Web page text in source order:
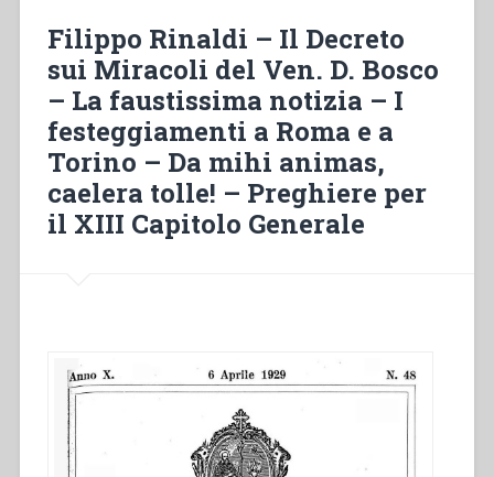
Confessoris”
Filippo Rinaldi – Il Decreto
sui Miracoli del Ven. D. Bosco
– La faustissima notizia – I
festeggiamenti a Roma e a
Torino – Da mihi animas,
caelera tolle! – Preghiere per
il XIII Capitolo Generale